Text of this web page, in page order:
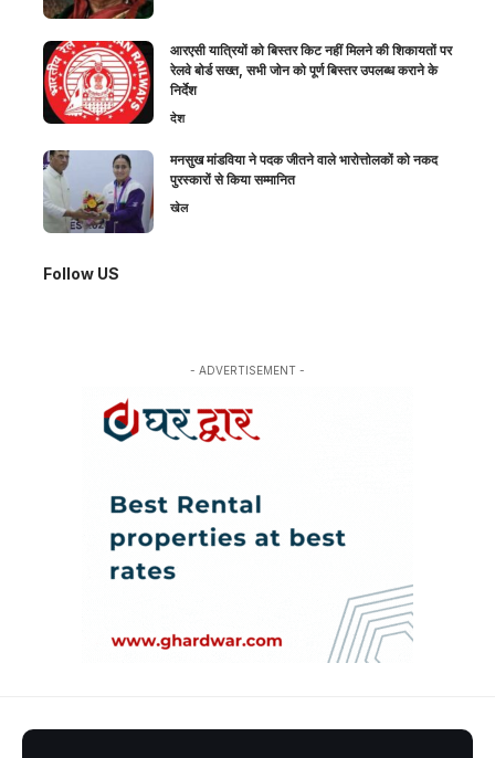
आरएसी यात्रियों को बिस्तर किट नहीं मिलने की शिकायतों पर
रेलवे बोर्ड सख्त, सभी जोन को पूर्ण बिस्तर उपलब्ध कराने के
निर्देश
देश
मनसुख मांडविया ने पदक जीतने वाले भारोत्तोलकों को नकद
पुरस्कारों से किया सम्मानित
खेल
Follow US
- ADVERTISEMENT -